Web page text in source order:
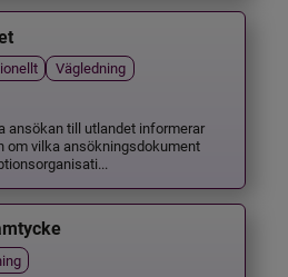
Vägledning
ansökan till utlandet informerar
om vilka ansökningsdokument